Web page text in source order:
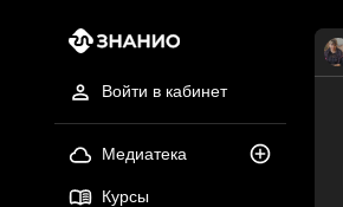
Войти в кабинет
Медиатека
Курсы